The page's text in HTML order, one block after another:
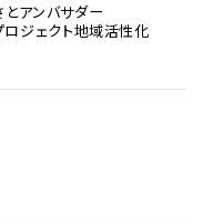
アンバサダー
ジェクト地域活性化